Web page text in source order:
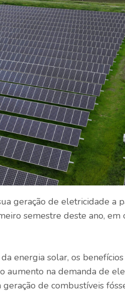
geração de eletricidade a
semestre deste ano,
energia solar, os
aumento na demanda de
de combustíveis